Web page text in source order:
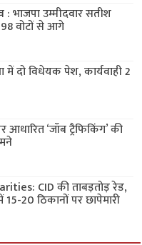
भाजपा उम्मीदवार सतीश
वोटों से आगे
दो विधेयक पेश, कार्यवाही 2
‘जॉब ट्रैफिकिंग’ की
CID की ताबड़तोड़ रेड,
20 ठिकानों पर छापेमारी